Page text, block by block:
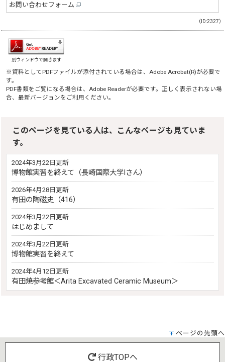
お問い合わせフォーム
（ID:2327）
別ウィンドウで開きます
※資料としてPDFファイルが添付されている場合は、Adobe Acrobat(R)が必要で
す。
PDF書類をご覧になる場合は、Adobe Readerが必要です。正しく表示されない場
合、最新バージョンをご利用ください。
このページを見ている人は、こんなページも見ていま
す。
2024年3月22日更新
博物館実習を終えて（長崎国際大学Iさん）
2026年4月28日更新
有田の陶磁史（416）
2024年3月22日更新
はじめまして
2024年3月22日更新
博物館実習を終えて
2024年4月12日更新
有田焼参考館＜Arita Excavated Ceramic Museum＞
ページの先頭へ
行政TOPへ